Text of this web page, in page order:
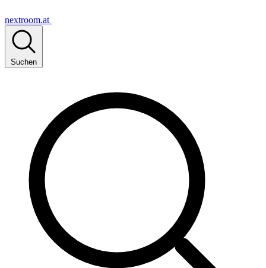
nextroom.at
Suchen